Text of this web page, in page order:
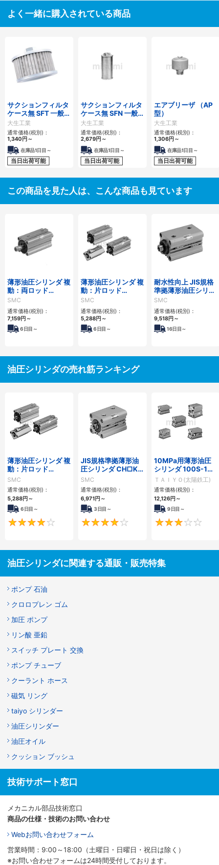
よく一緒に購入されている商品
サクションフィルタ
ケース無 SFT 一般作
動油用
大生工業
通常価格(税別)：
1,340円～
在庫品1日目～
当日出荷可能
サクションフィルタ
ケース無 SFN 一般
作動油用
大生工業
通常価格(税別)：
2,679円～
在庫品1日目～
当日出荷可能
エアブリーザ （AP
型）
大生工業
通常価格(税別)：
1,306円～
在庫品1日目～
当日出荷可能
この商品を見た人は、こんな商品も見ています
薄形油圧シリンダ 複
動：両ロッド
CH□QWBシリーズ
SMC
通常価格(税別)：
7,159円～
6日目～
薄形油圧シリンダ 複
動：片ロッド
CH□QBシリーズ
SMC
通常価格(税別)：
5,288円～
6日目～
耐水性向上 JIS規格
準拠薄形油圧シリン
ダ CH□KDシリーズ
SMC
通常価格(税別)：
9,518円～
16日目～
油圧シリンダの売れ筋ランキング
薄形油圧シリンダ 複
動：片ロッド
CH□QBシリーズ
SMC
通常価格(税別)：
5,288円～
6日目～
4
JIS規格準拠薄形油
圧シリンダ CH□KD
シリーズ
SMC
通常価格(税別)：
6,971円～
3日目～
4
10MPa用薄形油圧
シリンダ 100S-1シ
リーズ
ＴＡＩＹＯ(太陽鉄工)
通常価格(税別)：
12,126円～
9日目～
油圧シリンダに関連する通販・販売特集
ポンプ 石油
クロロプレン ゴム
加圧 ポンプ
リン酸 亜鉛
スイッチ プレート 交換
ポンプ チューブ
クーラント ホース
磁気 リング
taiyo シリンダー
油圧シリンダー
油圧オイル
クッション ブッシュ
技術サポート窓口
メカニカル部品技術窓口
商品の仕様・技術のお問い合わせ
Webお問い合わせフォーム
営業時間：9:00～18:00（土曜日・日曜日・祝日は除く）
※お問い合わせフォームは24時間受付しております。